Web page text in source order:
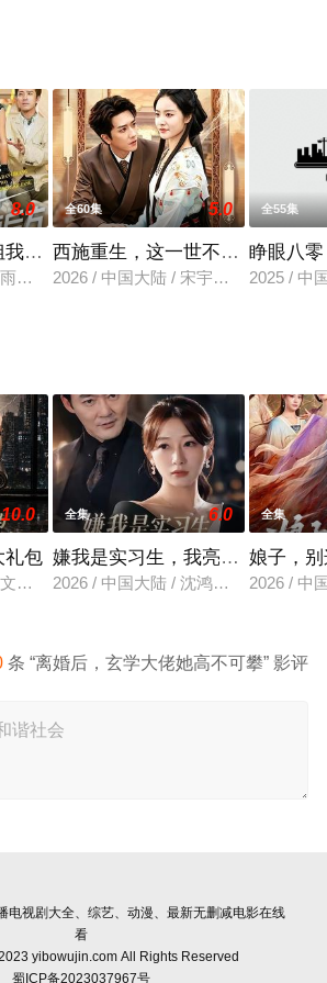
电视剧、电视猫或剧情网等平台了
8.0
我整顿后方
桐&刘萧闻
全60集 5.0
西施重生，这一世不为棋子
2026 / 中国大陆 / 宋宇博＆白雪茹
全55集
睁眼八
2025 / 中
10.0
礼包
琦＆雷小米
全集 6.0
嫌我是实习生，我亮出老板身份
2026 / 中国大陆 / 沈鸿运＆刘亚倩
全集
娘子，
2026 / 中
条 “离婚后，玄学大佬她高不可攀” 影评
电视剧大全、综艺、动漫、最新无删减电影在线
看
yibowujin.com All Rights Reserved
蜀ICP备2023037967号